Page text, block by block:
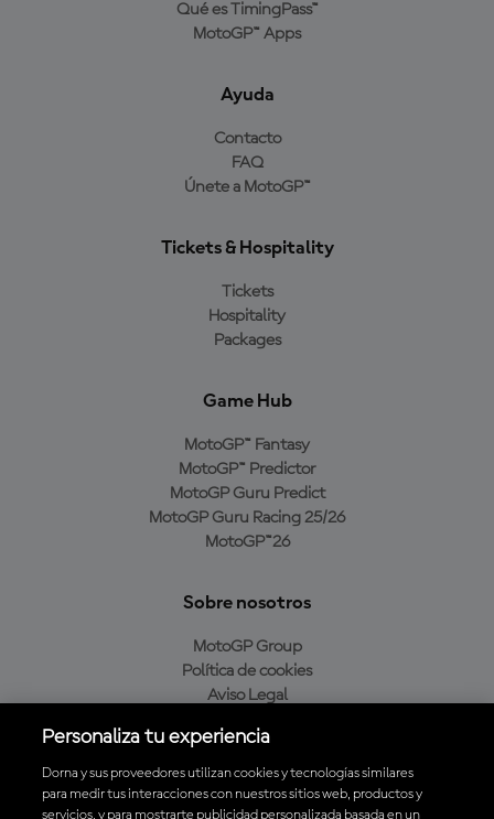
Qué es TimingPass™
MotoGP™ Apps
Ayuda
Contacto
FAQ
Únete a MotoGP™
Tickets & Hospitality
Tickets
Hospitality
Packages
Game Hub
MotoGP™ Fantasy
MotoGP™ Predictor
MotoGP Guru Predict
MotoGP Guru Racing 25/26
MotoGP™26
Sobre nosotros
MotoGP Group
Política de cookies
Aviso Legal
Política de compra
Personaliza tu experiencia
Dorna y sus proveedores utilizan cookies y tecnologías similares
para medir tus interacciones con nuestros sitios web, productos y
servicios, y para mostrarte publicidad personalizada basada en un